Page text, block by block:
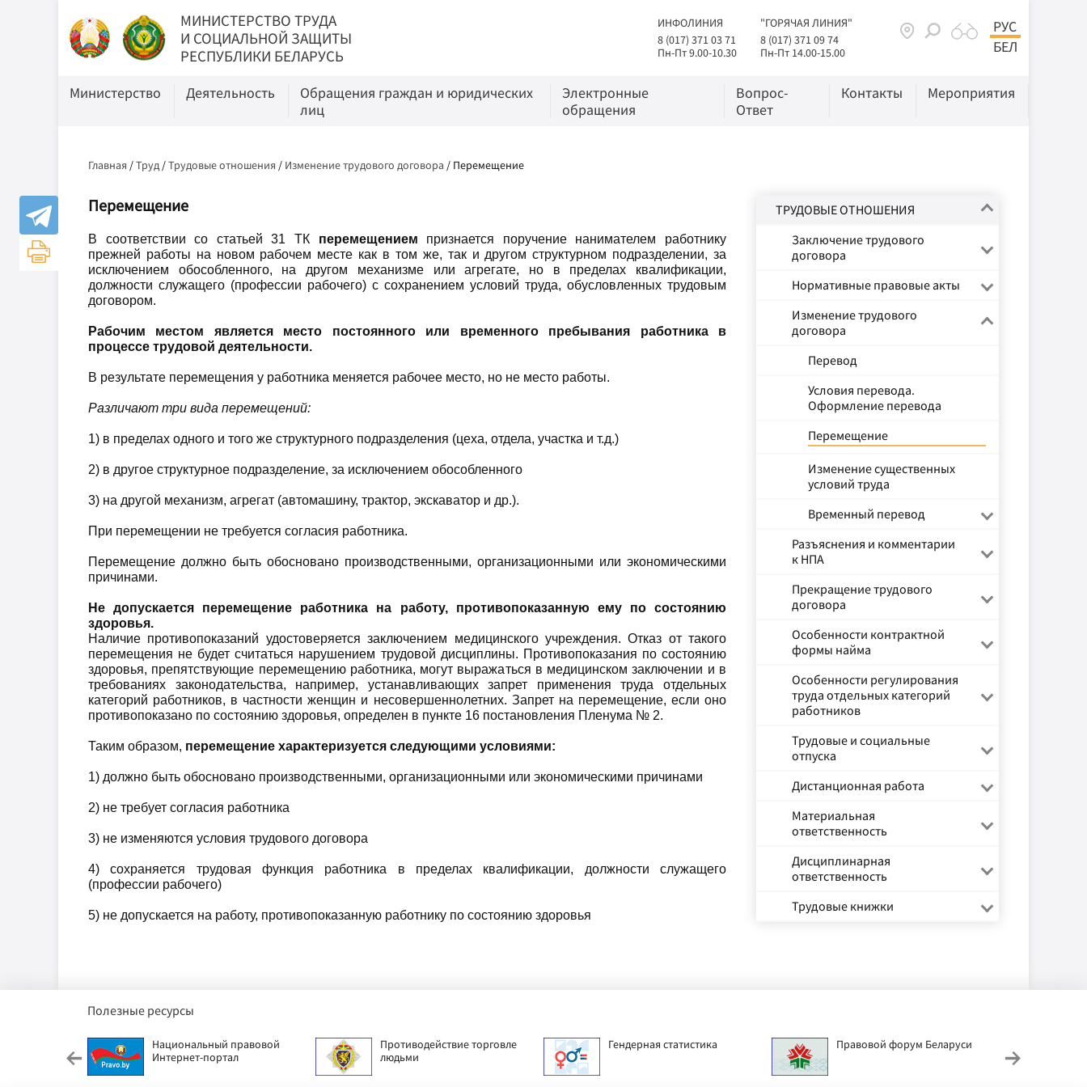
МИНИСТЕРСТВО ТРУДА
И СОЦИАЛЬНОЙ ЗАЩИТЫ
РЕСПУБЛИКИ БЕЛАРУСЬ
ИНФОЛИНИЯ
8 (017) 371 03 71
Пн-Пт 9.00-10.30
"ГОРЯЧАЯ ЛИНИЯ"
8 (017) 371 09 74
Пн-Пт 14.00-15.00
РУС
БЕЛ
Министерство Деятельность
Обращения граждан и юридических
лиц
Электронные
обращения
Вопрос-
Ответ
Контакты Мероприятия
Главная /Труд/Трудовые отношения / Изменение трудового договора / Перемещение
Перемещение
В соответствии со статьей 31 ТК перемещением признается поручение нанимателем работнику
прежней работы на новом рабочем месте как в том же, так и другом структурном подразделении, за
исключением обособленного, на другом механизме или агрегате, но в пределах квалификации,
должности служащего (профессии рабочего) с сохранением условий труда, обусловленных трудовым
договором.
Рабочим местом является место постоянного или временного пребывания работника в
процессе трудовой деятельности.
В результате перемещения у работника меняется рабочее место, но не место работы.
Различают три вида перемещений:
1) в пределах одного и того же структурного подразделения (цеха, отдела, участка и т.д.)
2) в другое структурное подразделение, за исключением обособленного
3) на другой механизм, агрегат (автомашину, трактор, экскаватор и др.).
При перемещении не требуется согласия работника.
Перемещение должно быть обосновано производственными, организационными или экономическими
причинами.
Не допускается перемещение работника на работу, противопоказанную ему по состоянию
здоровья.
Наличие противопоказаний удостоверяется заключением медицинского учреждения. Отказ от такого
перемещения не будет считаться нарушением трудовой дисциплины. Противопоказания по состоянию
здоровья, препятствующие перемещению работника, могут выражаться в медицинском заключении и в
требованиях законодательства, например, устанавливающих запрет применения труда отдельных
категорий работников, в частности женщин и несовершеннолетних. Запрет на перемещение, если оно
противопоказано по состоянию здоровья, определен в пункте 16 постановления Пленума № 2.
Таким образом, перемещение характеризуется следующими условиями:
1) должно быть обосновано производственными, организационными или экономическими причинами
2) не требует согласия работника
3) не изменяются условия трудового договора
4) сохраняется трудовая функция работника в пределах квалификации, должности служащего
(профессии рабочего)
5) не допускается на работу, противопоказанную работнику по состоянию здоровья
ТРУДОВЫЕ ОТНОШЕНИЯ
Заключение трудового
договора
Нормативные правовые акты
Изменение трудового
договора
Перевод
Условия перевода.
Оформление перевода
Перемещение
Изменение существенных
условий труда
Временный перевод
Разъяснения и комментарии
к НПА
Прекращение трудового
договора
Особенности контрактной
формы найма
Особенности регулирования
труда отдельных категорий
работников
Трудовые и социальные
отпуска
Дистанционная работа
Материальная
ответственность
Дисциплинарная
ответственность
Трудовые книжки
Полезные ресурсы
Национальный правовой
Интернет-портал
Противодействие торговле
людьми
Гендерная статистика Правовой форум Беларуси